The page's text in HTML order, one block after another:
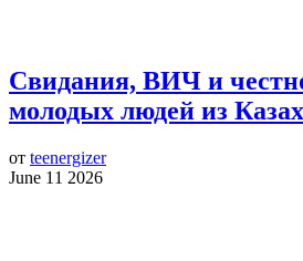
Свидания, ВИЧ и
молодых людей из
от teenergizer
June 11 2026